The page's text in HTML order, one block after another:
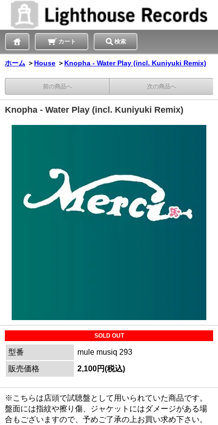
カート 検索
ホーム ＞ House ＞ Knopha - Water Play (incl. Kuniyuki Remix)
前の商品へ 次の商品へ
Knopha - Water Play (incl. Kuniyuki Remix)
SOLD OUT
型番
mule musiq 293
販売価格
2,100円(税込)
※こちらは店頭で試聴盤として用いられていた商品です。
盤面には指紋や擦り傷、ジャケットにはダメージがある場
合もございますので、予めご了承の上お買い求め下さい。